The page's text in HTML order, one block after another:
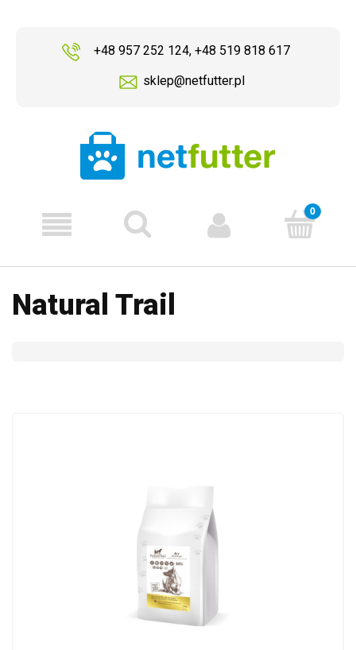
+48 957 252 124, +48 519 818 617
sklep@netfutter.pl
Natural Trail